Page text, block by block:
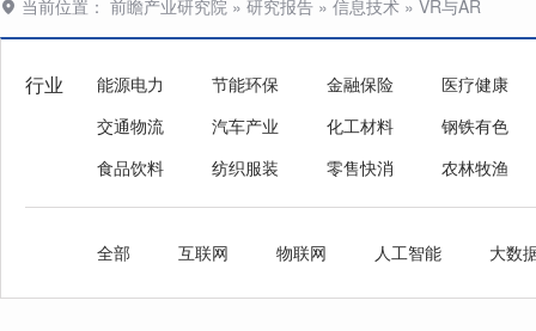
当前位置： 前瞻产业研究院 » 研究报告 » 信息技术 » VR与AR
行业 能源电力 节能环保 金融保险
医疗健康
交通物流
汽车产业 化工材料
钢铁有色
食品饮料
纺织服装 零售快消 农林牧渔
全部 互联网 物联网 人工智能 大数